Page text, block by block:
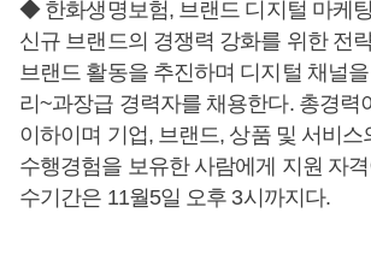
◆ 한화생명보험, 브랜드 디지털 마케
신규 브랜드의 경쟁력 강화를 위한 전
브랜드 활동을 추진하며 디지털 채널
리~과장급 경력자를 채용한다. 총경력
이하이며 기업, 브랜드, 상품 및 서비스
수행경험을 보유한 사람에게 지원 자
수기간은 11월5일 오후 3시까지다.